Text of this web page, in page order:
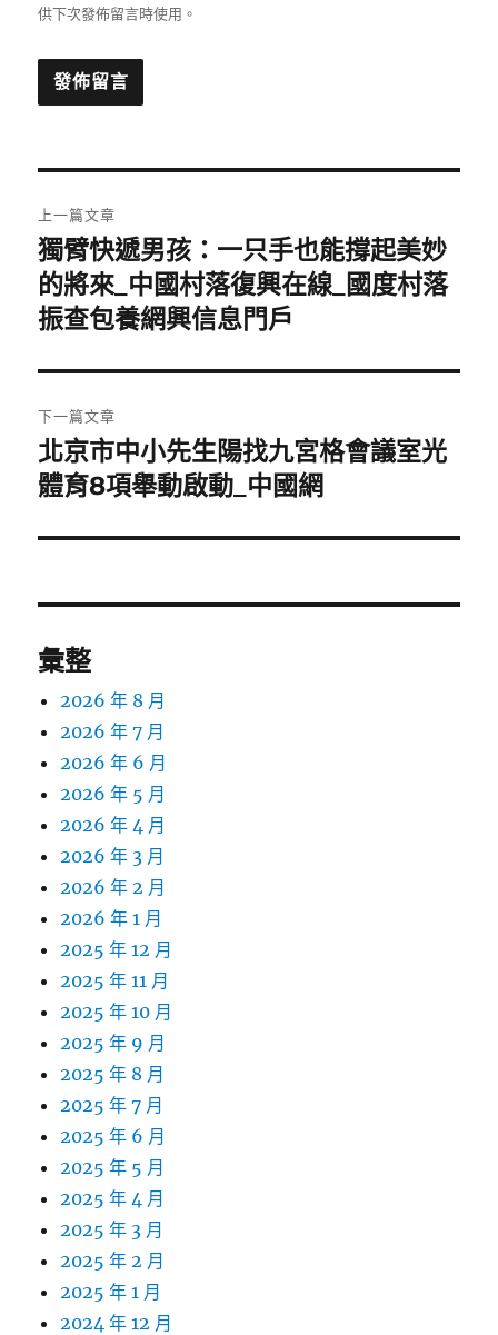
供下次發佈留言時使用。
章
導
覽
上一篇文章
上
一
篇
章:
獨臂快遞男孩：一只手也能撐起美妙
的將來_中國村落復興在線_國度村落
振查包養網興信息門戶
下一篇文章
下
一
文
北京市中小先生陽找九宮格會議室光
體育8項舉動啟動_中國網
彙整
2026 年 8 月
2026 年 7 月
2026 年 6 月
2026 年 5 月
2026 年 4 月
2026 年 3 月
2026 年 2 月
2026 年 1 月
2025 年 12 月
2025 年 11 月
2025 年 10 月
2025 年 9 月
2025 年 8 月
2025 年 7 月
2025 年 6 月
2025 年 5 月
2025 年 4 月
2025 年 3 月
2025 年 2 月
2025 年 1 月
2024 年 12 月